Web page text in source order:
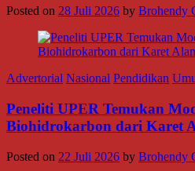
Posted on 28 Juli 2026 by Brohendy
Advertorial Nasional Pendidikan
Peneliti UPER Temukan
Biohidrokarbon dari Karet
Posted on 22 Juli 2026 by Brohendy